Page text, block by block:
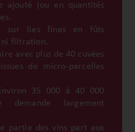
ajouté (ou en quantités
sur lies fines en fûts
ni filtration.
avec plus de 40 cuvées
de micro-parcelles
35 000 à 40 000
demande largement
partie des vins part aux